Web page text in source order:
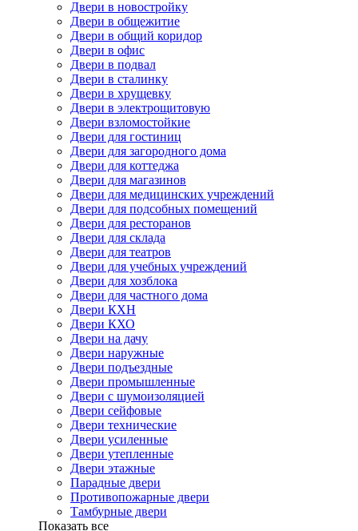
Двери в новостройку
Двери в общежитие
Двери в общий коридор
Двери в офис
Двери в подвал
Двери в сталинку
Двери в хрущевку
Двери в электрощитовую
Двери взломостойкие
Двери для гостиниц
Двери для загородного дома
Двери для коттеджа
Двери для магазинов
Двери для медицинских учреждений
Двери для подсобных помещений
Двери для ресторанов
Двери для склада
Двери для театров
Двери для учебных учреждений
Двери для хозблока
Двери для частного дома
Двери КХН
Двери КХО
Двери на дачу
Двери наружные
Двери подъездные
Двери промышленные
Двери с шумоизоляцией
Двери сейфовые
Двери технические
Двери усиленные
Двери утепленные
Двери этажные
Парадные двери
Противопожарные двери
Тамбурные двери
Показать все